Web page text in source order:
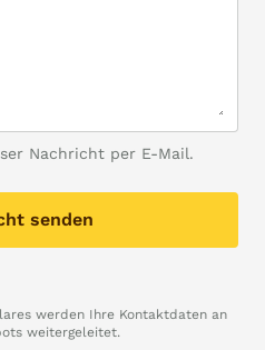
Nachricht per E-Mail.
senden
werden Ihre Kontaktdaten an
weitergeleitet.